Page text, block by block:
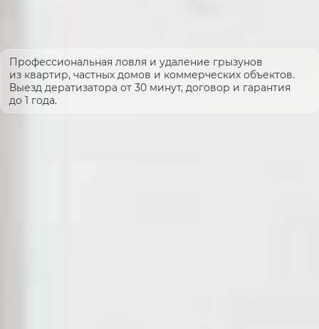
Профессиональная ловля и удаление грызунов
из квартир, частных домов и коммерческих объектов.
Выезд дератизатора от 30 минут, договор и гарантия
до 1 года.